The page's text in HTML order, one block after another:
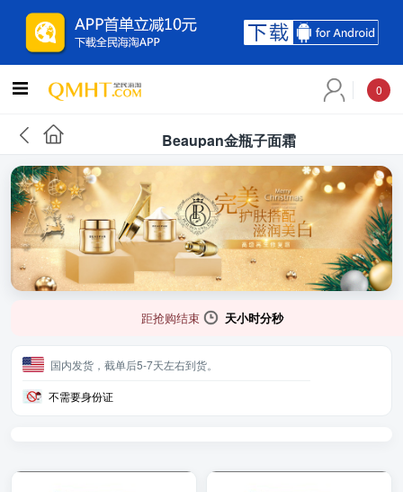
0
Beaupan金瓶子面霜
距抢购结束 天小时分秒
国内发货，截单后5-7天左右到货。
不需要身份证